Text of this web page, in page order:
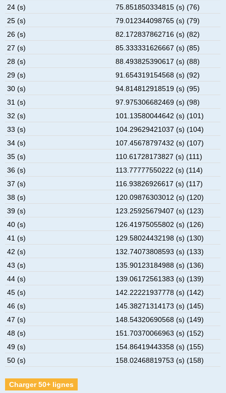
24 (s)
75.851850334815 (s) (76)
25 (s)
79.012344098765 (s) (79)
26 (s)
82.172837862716 (s) (82)
27 (s)
85.333331626667 (s) (85)
28 (s)
88.493825390617 (s) (88)
29 (s)
91.654319154568 (s) (92)
30 (s)
94.814812918519 (s) (95)
31 (s)
97.975306682469 (s) (98)
32 (s)
101.13580044642 (s) (101)
33 (s)
104.29629421037 (s) (104)
34 (s)
107.45678797432 (s) (107)
35 (s)
110.61728173827 (s) (111)
36 (s)
113.77777550222 (s) (114)
37 (s)
116.93826926617 (s) (117)
38 (s)
120.09876303012 (s) (120)
39 (s)
123.25925679407 (s) (123)
40 (s)
126.41975055802 (s) (126)
41 (s)
129.58024432198 (s) (130)
42 (s)
132.74073808593 (s) (133)
43 (s)
135.90123184988 (s) (136)
44 (s)
139.06172561383 (s) (139)
45 (s)
142.22221937778 (s) (142)
46 (s)
145.38271314173 (s) (145)
47 (s)
148.54320690568 (s) (149)
48 (s)
151.70370066963 (s) (152)
49 (s)
154.86419443358 (s) (155)
50 (s)
158.02468819753 (s) (158)
Charger 50+ lignes